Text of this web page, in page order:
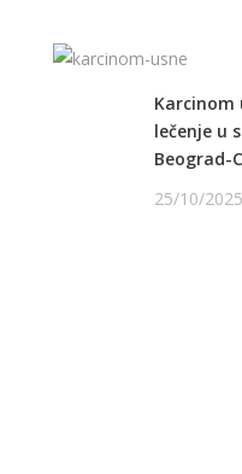
Karcinom
lečenje u
Beograd-
25/10/2025